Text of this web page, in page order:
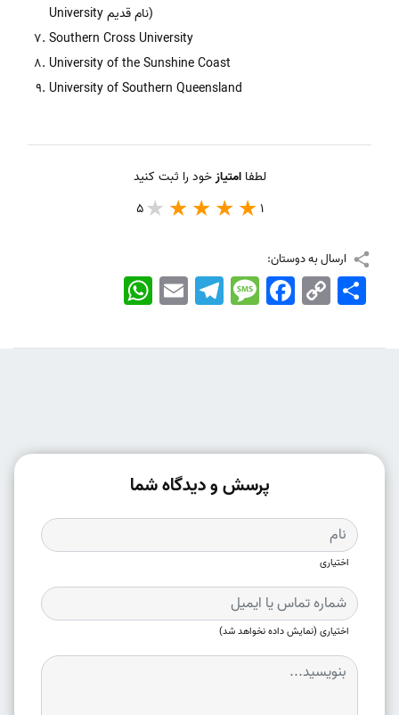
University نام قدیم)
Southern Cross University
University of the Sunshine Coast
University of Southern Queensland
لطفاامتیازخود را ثبت کنید
1
5
ارسال به دوستان:
WhatsApp EmailTelegramMessageFacebook Copy
Link
اشتراک
پرسش و دیدگاه شما
اختیاری
اختیاری (نمایش داده نخواهد شد)